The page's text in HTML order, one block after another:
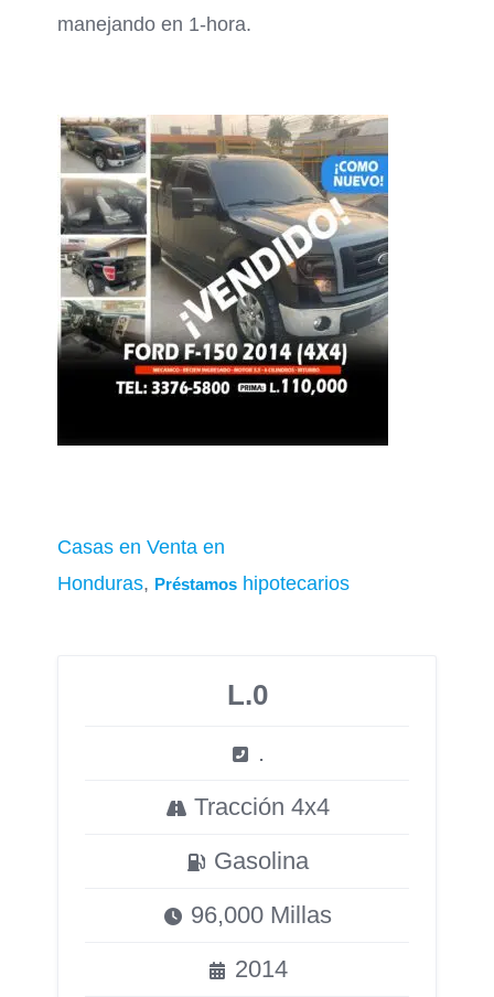
manejando en 1-hora.
Casas en Venta en
Honduras, Préstamos hipotecarios
L.0
.
Tracción 4x4
Gasolina
96,000 Millas
2014